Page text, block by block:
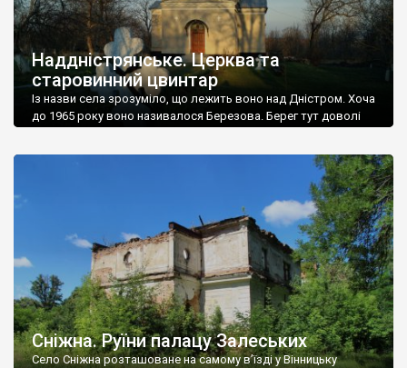
Наддністрянське. Церква та
старовинний цвинтар
Із назви села зрозуміло, що лежить воно над Дністром. Хоча
до 1965 року воно називалося Березова. Берег тут доволі
Наддністрянське відрізняється від більшості навколишніх
сіл. У селі є мурована Михайлівська церква. Точної дати […]
Сніжна. Руїни палацу Залеських
Село Сніжна розташоване на самому в’їзді у Вінницьку